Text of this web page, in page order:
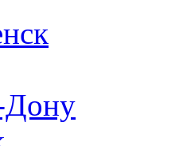
Дону